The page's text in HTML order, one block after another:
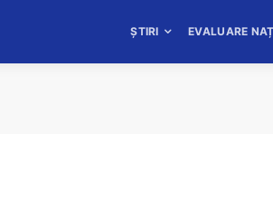
ȘTIRI EVALUARE